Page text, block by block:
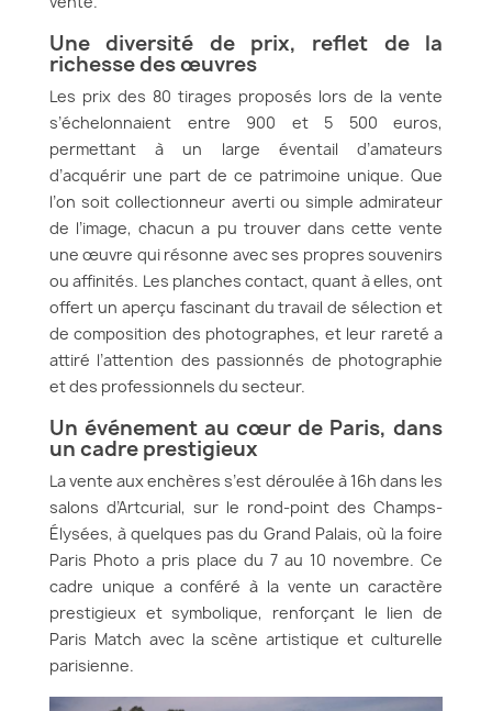
Une diversité de prix, reflet de la
richesse des œuvres
Les prix des 80 tirages proposés lors de la vente
s’échelonnaient entre 900 et 5 500 euros,
permettant à un large éventail d’amateurs
d’acquérir une part de ce patrimoine unique. Que
l’on soit collectionneur averti ou simple admirateur
de l’image, chacun a pu trouver dans cette vente
une œuvre qui résonne avec ses propres souvenirs
ou affinités. Les planches contact, quant à elles, ont
offert un aperçu fascinant du travail de sélection et
de composition des photographes, et leur rareté a
attiré l’attention des passionnés de photographie
et des professionnels du secteur.
Un événement au cœur de Paris, dans
un cadre prestigieux
La vente aux enchères s’est déroulée à 16h dans les
salons d’Artcurial, sur le rond-point des Champs-
Élysées, à quelques pas du Grand Palais, où la foire
Paris Photo a pris place du 7 au 10 novembre. Ce
cadre unique a conféré à la vente un caractère
prestigieux et symbolique, renforçant le lien de
Paris Match avec la scène artistique et culturelle
parisienne.